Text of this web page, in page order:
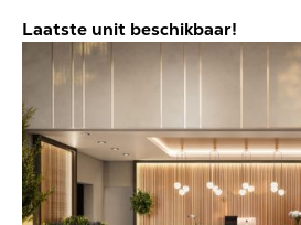
Laatste unit beschikbaar!